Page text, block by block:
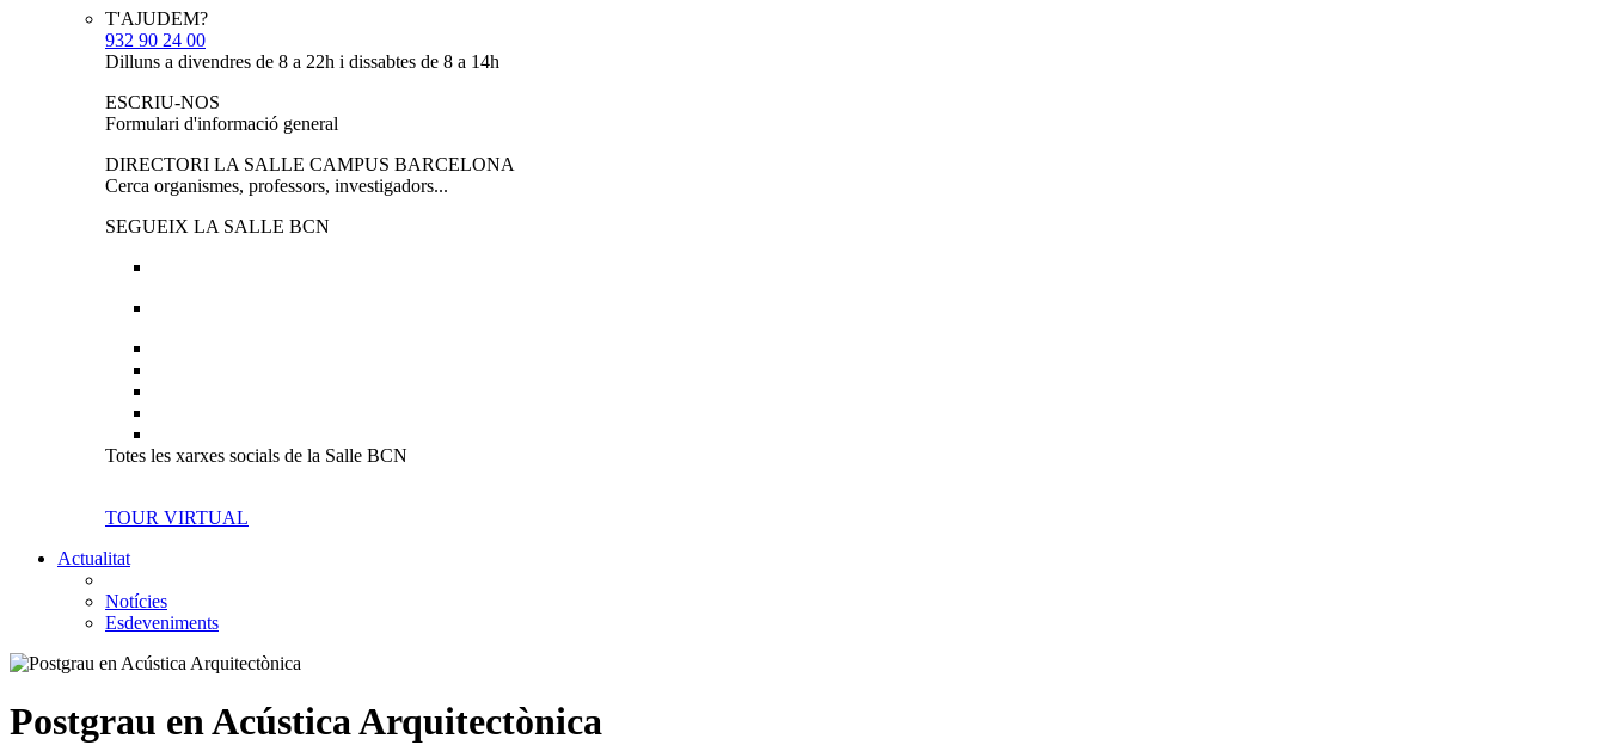
T'AJUDEM?
932 90 24 00
Dilluns a divendres de 8 a 22h i dissabtes de 8 a 14h
ESCRIU-NOS
Formulari d'informació general
DIRECTORI LA SALLE CAMPUS BARCELONA
Cerca organismes, professors, investigadors...
SEGUEIX LA SALLE BCN
Totes les xarxes socials de la Salle BCN
TOUR VIRTUAL
Actualitat
Notícies
Esdeveniments
Postgrau en Acústica Arquitectònica